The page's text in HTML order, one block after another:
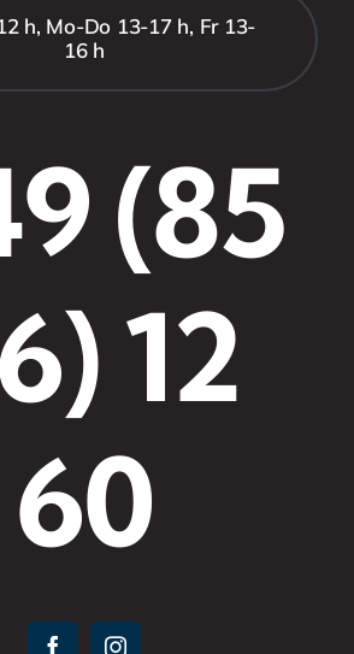
h, Mo-Do 13-17 h, Fr 13-
16 h
(85
12
60